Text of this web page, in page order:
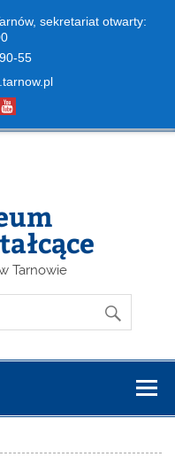
sekretariat otwarty:
55
Tarnowie